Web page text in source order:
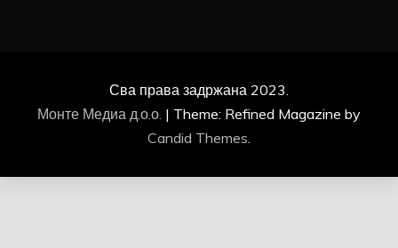
Сва права задржана 2023.
Монте Медиа д.о.о. | Theme: Refined Magazine by
Candid Themes.